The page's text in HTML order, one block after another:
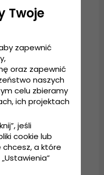
Twoje
zapewnić
oraz zapewnić
naszych
celu zbieramy
ich projektach
jeśli
cookie lub
chcesz, a które